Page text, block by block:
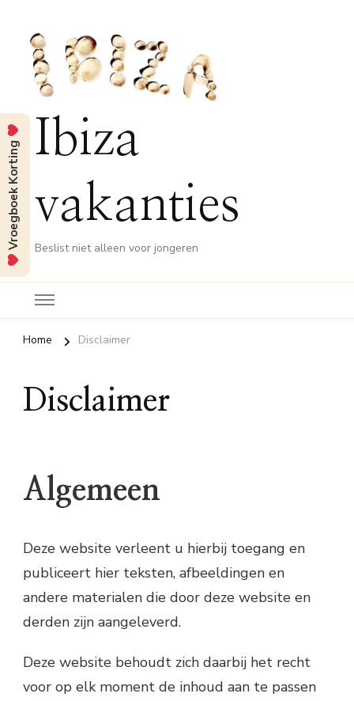
Ibiza
vakanties
Beslist niet alleen voor jongeren
Home Disclaimer
Disclaimer
Algemeen
Deze website verleent u hierbij toegang en
publiceert hier teksten, afbeeldingen en
andere materialen die door deze website en
derden zijn aangeleverd.
Deze website behoudt zich daarbij het recht
voor op elk moment de inhoud aan te passen
Vroegboek Korting